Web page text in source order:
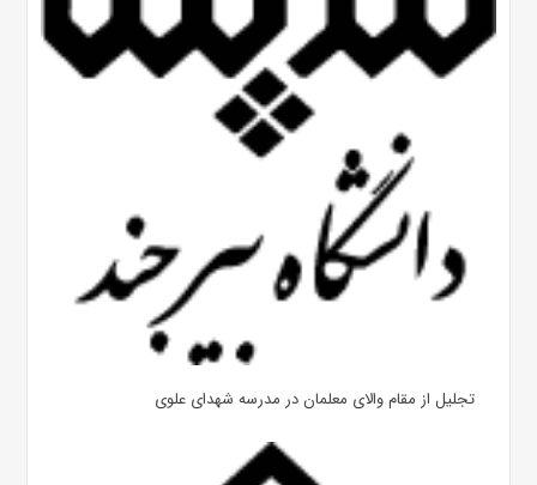
تجلیل از مقام والای معلمان در مدرسه شهدای علوی